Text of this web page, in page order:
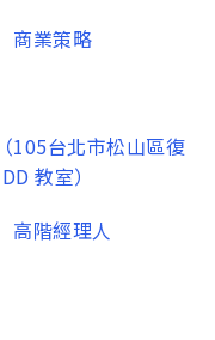
商業策略
105台北市松山區復
教室）
高階經理人